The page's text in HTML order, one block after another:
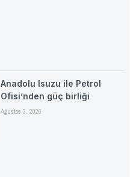
Anadolu Isuzu ile Petrol
Ofisi’nden güç birliği
Ağustos 3, 2026